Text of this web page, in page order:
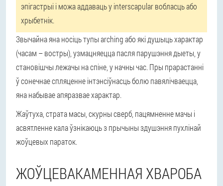
эпігастрыі і можа аддаваць у interscapular вобласць або
хрыбетнік.
Звычайна яна носіць тупы arching або які душыць характар
(часам – востры), узмацняецца пасля парушэння дыеты, у
становішчы лежачы на спіне, у начны час. Пры прарастанні
ў сонечнае спляценне інтэнсіўнасць болю павялічваецца,
яна набывае апяразвае характар.
Жаўтуха, страта масы, скурны сверб, пацямненне мачы і
асвятленне кала ўзнікаюць з прычыны здушэння пухлінай
жоўцевых параток.
ЖОЎЦЕВАКАМЕННАЯ ХВАРОБА